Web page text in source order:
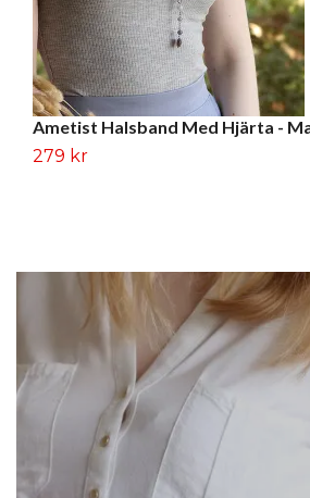
Ametist Halsband Med Hjärta -
279 kr